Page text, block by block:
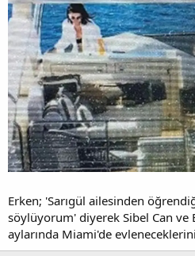
Erken; 'Sarıgül ailesinden
söylüyorum' diyerek Sibel Can ve
aylarında Miami'de